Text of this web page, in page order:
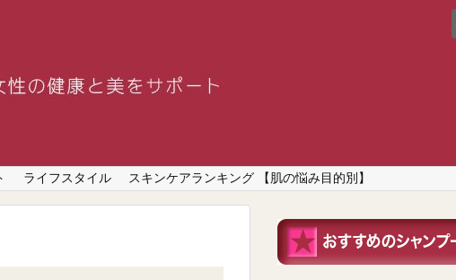
ライフスタイル スキンケアランキング 【肌の悩み目的別】